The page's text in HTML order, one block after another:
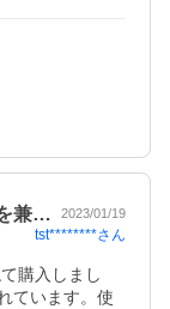
兼… 2023/01/19
tst********さん
購入しまし
ています。使